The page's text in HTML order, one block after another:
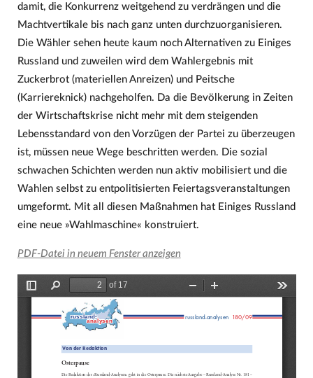
damit, die Konkurrenz weitgehend zu verdrängen und die
Machtvertikale bis nach ganz unten durchzuorganisieren.
Die Wähler sehen heute kaum noch Alternativen zu Einiges
Russland und zuweilen wird dem Wahlergebnis mit
Zuckerbrot (materiellen Anreizen) und Peitsche
(Karriereknick) nachgeholfen. Da die Bevölkerung in Zeiten
der Wirtschaftskrise nicht mehr mit dem steigenden
Lebensstandard von den Vorzügen der Partei zu überzeugen
ist, müssen neue Wege beschritten werden. Die sozial
schwachen Schichten werden nun aktiv mobilisiert und die
Wahlen selbst zu entpolitisierten Feiertagsveranstaltungen
umgeformt. Mit all diesen Maßnahmen hat Einiges Russland
eine neue »Wahlmaschine« konstruiert.
PDF-Datei in neuem Fenster anzeigen